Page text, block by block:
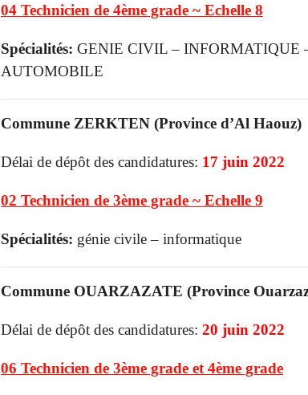
04 Technicien de 4ème grade ~ Echelle 8
Spécialités: GENIE CIVIL – INFORMATIQUE
AUTOMOBILE
Commune ZERKTEN (Province d’Al Haouz)
Délai de dépôt des candidatures: 17 juin 2022
02 Technicien de 3ème grade ~ Echelle 9
Spécialités: génie civile – informatique
Commune OUARZAZATE (Province
Délai de dépôt des candidatures: 20 juin 2022
06 Technicien de 3ème grade et 4ème grade